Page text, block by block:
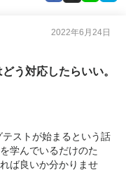
2022年6月24日
う対応したらいい。
ストが始まるという話
学んでいるだけのた
ば良いか分かりませ